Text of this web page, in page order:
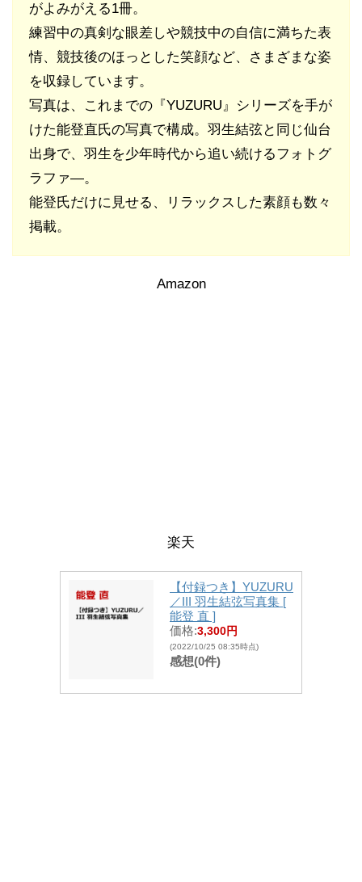
がよみがえる1冊。
練習中の真剣な眼差しや競技中の自信に満ちた表
情、競技後のほっとした笑顔など、さまざまな姿
を収録しています。
写真は、これまでの『YUZURU』シリーズを手が
けた能登直氏の写真で構成。羽生結弦と同じ仙台
出身で、羽生を少年時代から追い続けるフォトグ
ラファ―。
能登氏だけに見せる、リラックスした素顔も数々
掲載。
Amazon
楽天
【付録つき】YUZURU
／III 羽生結弦写真集 [
能登 直 ]
価格:3,300円
(2022/10/25 08:35時点)
感想(0件)